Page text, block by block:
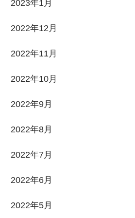
2023年1月
2022年12月
2022年11月
2022年10月
2022年9月
2022年8月
2022年7月
2022年6月
2022年5月